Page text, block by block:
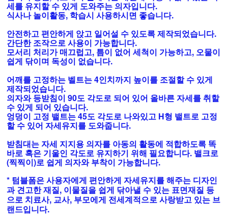
세를 유지할 수 있게 도와주는 의자입니다.
식사나 놀이활동, 학습시 사용하시면 좋습니다.
안전하고 편안하게 앉고 일어설 수 있도록 제작되었습니다.
간단한 조작으로 사용이 가능합니다.
모서리 처리가 매끄럽고, 틈이 없어 세척이 가능하고, 오물이
쉽게 닦이며 독성이 없습니다.
어깨를 고정하는 벨트는 4인치까지 높이를 조절할 수 있게
제작되었습니다.
의자와 등받침이 90도 각도로 되어 있어 올바른 자세를 취할
수 있게 되어 있습니다.
엉덩이 고정 밸트는 45도 각도로 나와있고 H형 밸트로 고정
할 수 있어 자세유지를 도와줍니다.
받침대는 자세 지지용 의자를 아동의 활동에 적합하도록 똑
바로 혹은 기울인 각도로 유지하기 위해 필요합니다. 밸크로
(찍찍이)로 쉽게 의자와 부착이 가능합니다.
* 텀블폼은 사용자에게 편안하게 자세유지를 해주는 디자인
과 견고한 재질, 이물질을 쉽게 닦아낼 수 있는 표면재질 등
으로 치료사, 교사, 부모에게 전세계적으로 사랑받고 있는 브
랜드입니다.